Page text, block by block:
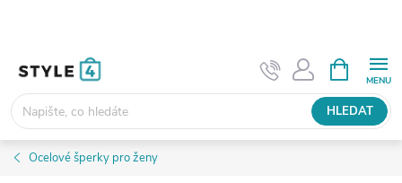
HLEDAT
NÁKUPNÍ
KOŠÍK
Ocelové šperky pro ženy